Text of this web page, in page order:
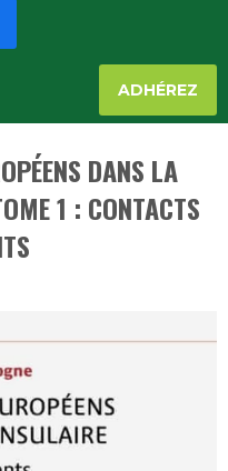
ADHÉREZ
DANS LA
1 : CONTACTS